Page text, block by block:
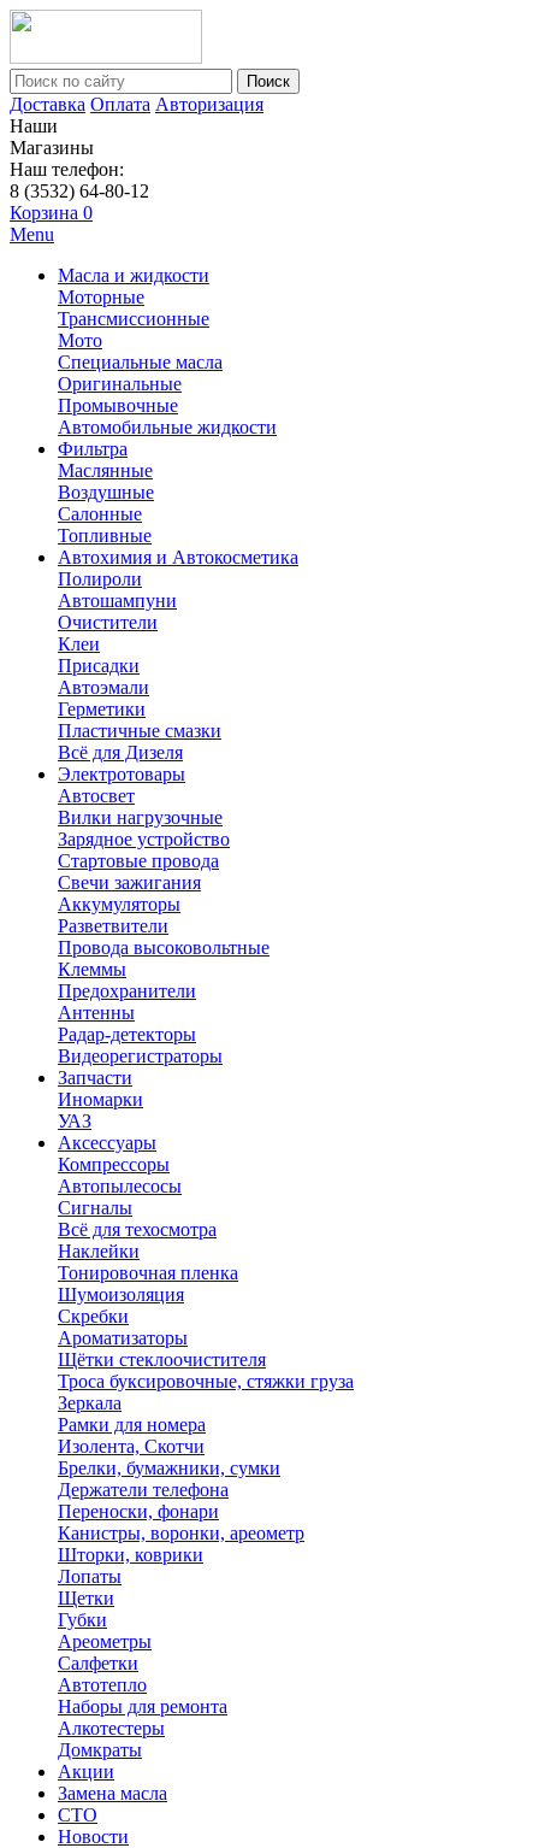
Поиск
Доставка Оплата Авторизация
Наши
Магазины
Наш телефон:
8 (3532) 64-80-12
Корзина 0
Menu
Масла и жидкости
Моторные
Трансмиссионные
Мото
Специальные масла
Оригинальные
Промывочные
Автомобильные жидкости
Фильтра
Маслянные
Воздушные
Салонные
Топливные
Автохимия и Автокосметика
Полироли
Автошампуни
Очистители
Клеи
Присадки
Автоэмали
Герметики
Пластичные смазки
Всё для Дизеля
Электротовары
Автосвет
Вилки нагрузочные
Зарядное устройство
Стартовые провода
Свечи зажигания
Аккумуляторы
Разветвители
Провода высоковольтные
Клеммы
Предохранители
Антенны
Радар-детекторы
Видеорегистраторы
Запчасти
Иномарки
УАЗ
Аксесcуары
Компрессоры
Автопылесосы
Сигналы
Всё для техосмотра
Наклейки
Тонировочная пленка
Шумоизоляция
Скребки
Ароматизаторы
Щётки стеклоочистителя
Троса буксировочные, стяжки груза
Зеркала
Рамки для номера
Изолента, Скотчи
Брелки, бумажники, сумки
Держатели телефона
Переноски, фонари
Канистры, воронки, ареометр
Шторки, коврики
Лопаты
Щетки
Губки
Ареометры
Салфетки
Автотепло
Наборы для ремонта
Алкотестеры
Домкраты
Акции
Замена масла
СТО
Новости